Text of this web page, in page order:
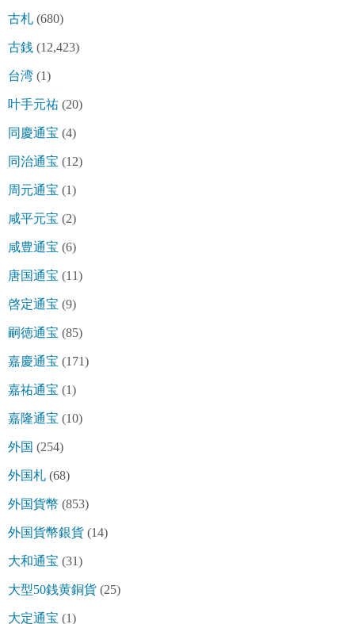
古札 (680)
古銭 (12,423)
台湾 (1)
叶手元祐 (20)
同慶通宝 (4)
同治通宝 (12)
周元通宝 (1)
咸平元宝 (2)
咸豊通宝 (6)
唐国通宝 (11)
啓定通宝 (9)
嗣徳通宝 (85)
嘉慶通宝 (171)
嘉祐通宝 (1)
嘉隆通宝 (10)
外国 (254)
外国札 (68)
外国貨幣 (853)
外国貨幣銀貨 (14)
大和通宝 (31)
大型50銭黄銅貨 (25)
大定通宝 (1)